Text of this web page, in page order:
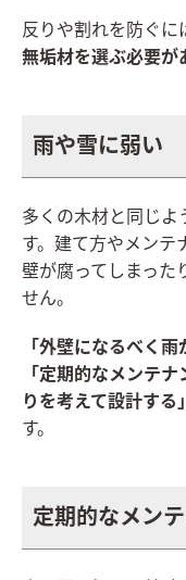
反りや割れを防ぐに
無垢材を選ぶ必要が
雨や雪に弱い
多くの木材と同じよ
す。建て方やメンテ
壁が腐ってしまった
せん。
「外壁になるべく
「定期的なメンテ
りを考えて設計する」
す。
定期的なメン